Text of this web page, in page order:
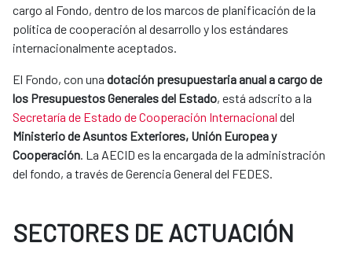
cargo al Fondo, dentro de los marcos de planificación de la
política de cooperación al desarrollo y los estándares
internacionalmente aceptados.
El Fondo, con una dotación presupuestaria anual a cargo de
los Presupuestos Generales del Estado, está adscrito a la
Secretaría de Estado de Cooperación Internacional del
Ministerio de Asuntos Exteriores, Unión Europea y
Cooperación. La AECID es la encargada de la administración
del fondo, a través de Gerencia General del FEDES.
SECTORES DE ACTUACIÓN